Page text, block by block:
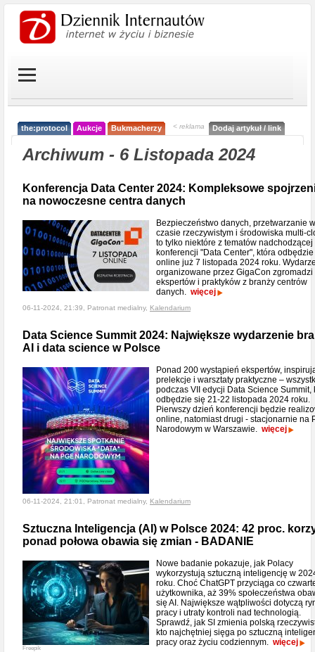
the:protocol Aukcje Bukmacherzy < reklama Dodaj artykuł / link
Archiwum - 6 Listopada 2024
Konferencja Data Center 2024: Kompleksowe
na nowoczesne centra danych
Bezpieczeństwo danych, przetwarzanie w
czasie rzeczywistym i środowiska multi-
to tylko niektóre z tematów nadchodzącej
konferencji "Data Center", która
online już 7 listopada 2024 roku.
organizowane przez GigaCon zgromadzi
ekspertów i praktyków z branży centrów
danych. więcej
06-11-2024, 21:39, Patronat medialny, Kalendarium
Data Science Summit 2024: Największe wydarzenie
AI i data science w Polsce
Ponad 200 wystąpień ekspertów,
prelekcje i warsztaty praktyczne –
podczas VII edycji Data Science Summit,
odbędzie się 21-22 listopada 2024 roku.
Pierwszy dzień konferencji będzie
online, natomiast drugi - stacjonarnie na
Narodowym w Warszawie. więcej
06-11-2024, 21:01, Patronat medialny, Kalendarium
Sztuczna Inteligencja (AI) w Polsce 2024: 42 proc.
ponad połowa obawia się zmian - BADANIE
Freepik
Nowe badanie pokazuje, jak Polacy
wykorzystują sztuczną inteligencję w
roku. Choć ChatGPT przyciąga co
użytkownika, aż 39% społeczeństwa
się AI. Największe wątpliwości dotyczą
pracy i utraty kontroli nad technologią.
Sprawdź, jak SI zmienia polską
kto najchętniej sięga po sztuczną
pracy oraz życiu codziennym. więcej